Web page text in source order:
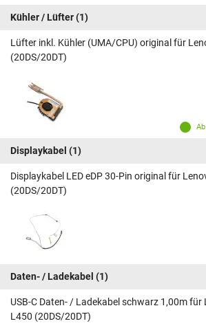
Kühler / Lüfter(1)
Lüfter inkl. Kühler (UMA/CPU) original für
(20DS/20DT)
Displaykabel (1)
Displaykabel LED eDP 30-Pin original für
(20DS/20DT)
Daten- / Ladekabel (1)
USB-C Daten- / Ladekabel schwarz 1,00m für
L450 (20DS/20DT)